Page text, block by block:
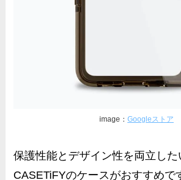
image： Googleストア
保護性能とデザイン性を両立した
CASETiFYのケースがおすすめで